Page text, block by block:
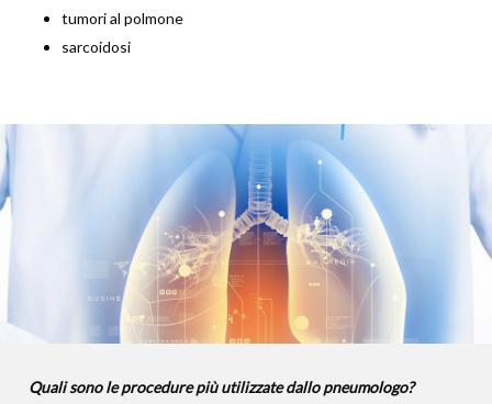
tumori al polmone
sarcoidosi
Quali sono le procedure più utilizzate dallo pneumologo?